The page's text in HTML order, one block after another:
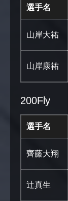
選手名
山岸大祐
山岸康祐
200Fly
選手名
齊藤大翔
辻真生